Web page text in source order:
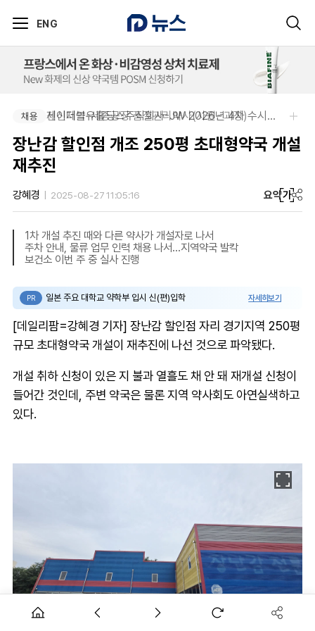
ENG
채용 제이더블유홀딩스주식회사-JW 2026년 4차 수시채용
채용 신신제약-세종공장 품질관리약사(사원~과장)
장난감 할인점 개조 250평 초대형약국 개설
재추진
강혜경 2025-08-27 11:05:16 요약가
1차 개설 추진 때와 다른 약사가 개설자로 나서
주차 안내, 물류 업무 인력 채용 나서…지역약국 발칵
보건소 이번 주 중 실사 진행
PR 일본 주요 대학교 약학부 입시 신(편)입학 자세히보기
[데일리팜=강혜경 기자] 장난감 할인점 자리 경기지역 250평
규모 초대형약국 개설이 재추진에 나선 것으로 파악됐다.
개설 취하 신청이 있은 지 불과 열흘도 채 안 돼 재개설 신청이
들어간 것인데, 주변 약국은 물론 지역 약사회도 아연실색하고
있다.